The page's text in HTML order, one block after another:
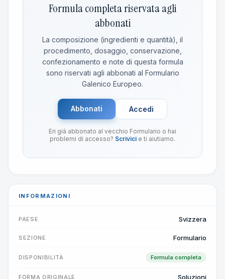
Formula completa riservata agli
abbonati
La composizione (ingredienti e quantità), il
procedimento, dosaggio, conservazione,
confezionamento e note di questa formula
sono riservati agli abbonati al Formulario
Galenico Europeo.
Abbonati Accedi
Eri già abbonato al vecchio Formulario o hai
problemi di accesso? Scrivici e ti aiutiamo.
INFORMAZIONI
PAESE Svizzera
SEZIONE Formulario
DISPONIBILITÀ Formula completa
FORMA ORIGINALE Soluzioni